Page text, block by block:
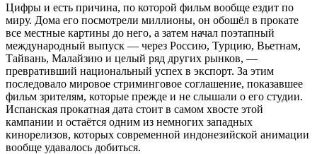
Цифры и есть причина, по которой фильм вообще ездит по
миру. Дома его посмотрели миллионы, он обошёл в прокате
все местные картины до него, а затем начал поэтапный
международный выпуск — через Россию, Турцию, Вьетнам,
Тайвань, Малайзию и целый ряд других рынков, —
превративший национальный успех в экспорт. За этим
последовало мировое стриминговое соглашение, показавшее
фильм зрителям, которые прежде и не слышали о его студии.
Испанская прокатная дата стоит в самом хвосте этой
кампании и остаётся одним из немногих западных
кинорелизов, которых современной индонезийской анимации
вообще удавалось добиться.